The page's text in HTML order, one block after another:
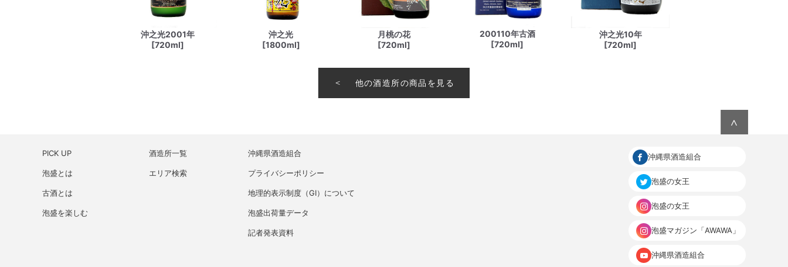
沖之光2001年
[720ml]
沖之光
[1800ml]
月桃の花
[720ml]
200110年古酒
[720ml]
沖之光10年
[720ml]
他の酒造所の商品を見る
∧
PICK UP
泡盛とは
古酒とは
泡盛を楽しむ
酒造所一覧
エリア検索
沖縄県酒造組合
プライバシーポリシー
地理的表示制度（GI）について
泡盛出荷量データ
記者発表資料
沖縄県酒造組合
泡盛の女王
泡盛の女王
泡盛マガジン「AWAWA」
沖縄県酒造組合